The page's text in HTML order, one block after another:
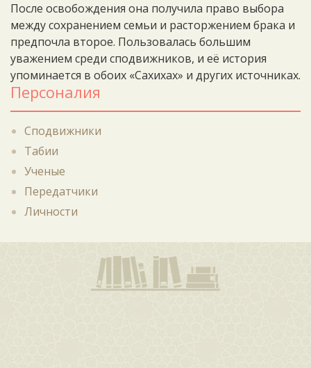
После освобождения она получила право выбора
между сохранением семьи и расторжением брака и
предпочла второе. Пользовалась большим
уважением среди сподвижников, и её история
упоминается в обоих «Сахихах» и других источниках.
Персоналия
Сподвижники
Табии
Ученые
Передатчики
Личности